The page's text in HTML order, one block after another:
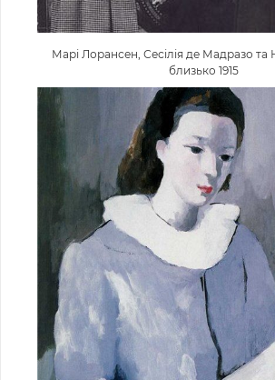
Марі Лорансен, Сесілія де Мадразо та
близько 1915